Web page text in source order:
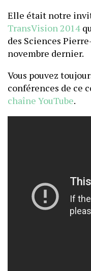
Elle était notre
TransVision 2014
des Sciences
novembre dernier.
Vous pouvez
conférences de ce
chaîne YouTube.